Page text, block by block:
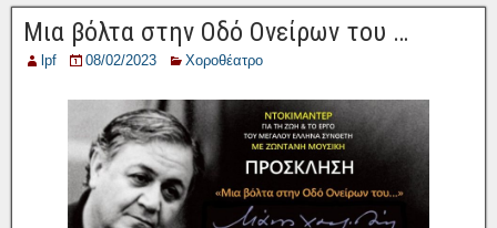
Μια βόλτα στην Οδό Ονείρων του …
lpf 08/02/2023 Χοροθέατρο